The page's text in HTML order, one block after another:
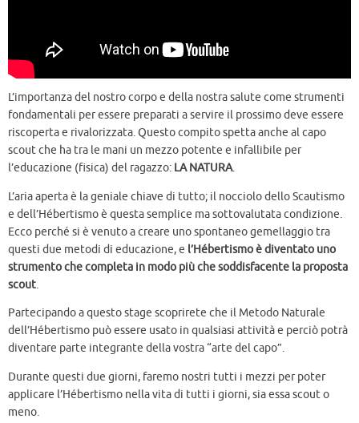
L’importanza del nostro corpo e della nostra salute come strumenti
fondamentali per essere preparati a servire il prossimo deve essere
riscoperta e rivalorizzata. Questo compito spetta anche al capo
scout che ha tra le mani un mezzo potente e infallibile per
l’educazione (fisica) del ragazzo: LA NATURA.
L’aria aperta è la geniale chiave di tutto; il nocciolo dello Scautismo
e dell’Hébertismo è questa semplice ma sottovalutata condizione.
Ecco perché si è venuto a creare uno spontaneo gemellaggio tra
questi due metodi di educazione, e l’Hébertismo è diventato uno
strumento che completa in modo più che soddisfacente la proposta
scout.
Partecipando a questo stage scoprirete che il Metodo Naturale
dell’Hébertismo può essere usato in qualsiasi attività e perciò potrà
diventare parte integrante della vostra “arte del capo”.
Durante questi due giorni, faremo nostri tutti i mezzi per poter
applicare l’Hébertismo nella vita di tutti i giorni, sia essa scout o
meno.